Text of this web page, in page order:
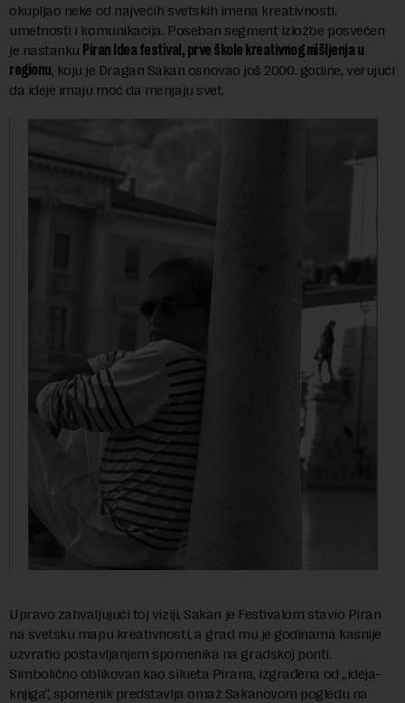
okupljao neke od najvećih svetskih imena kreativnosti,
umetnosti i komunikacija. Poseban segment izložbe posvećen
je nastanku Piran Idea festival, prve škole kreativnog mišljenja u
regionu, koju je Dragan Sakan osnovao još 2000. godine, verujući
da ideje imaju moć da menjaju svet.
Upravo zahvaljujući toj viziji, Sakan je Festivalom stavio Piran
na svetsku mapu kreativnosti, a grad mu je godinama kasnije
uzvratio postavljanjem spomenika na gradskoj ponti.
Simbolično oblikovan kao silueta Pirana, izgrađena od „ideja-
knjiga“, spomenik predstavlja omaž Sakanovom pogledu na